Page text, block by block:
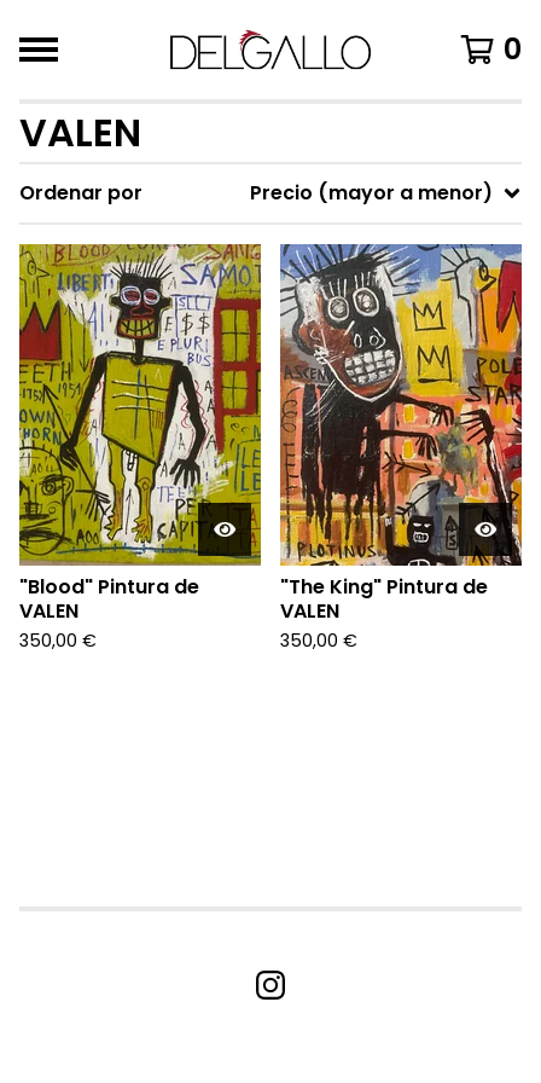
0
VALEN
Ordenar por Precio (mayor a menor)
"Blood" Pintura de
VALEN
350,00 €
"The King" Pintura de
VALEN
350,00 €